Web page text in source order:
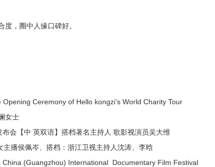
，圈中人缘口碑好。
Ceremony of Hello kongzi’s World Charity Tour
女士
会【中 英双语】搭档著名主持人 歌影视演员吴大维
播侯佩岑、搭档：浙江卫视主持人沈涛、李晗
(Guangzhou) International Documentary Film Festival